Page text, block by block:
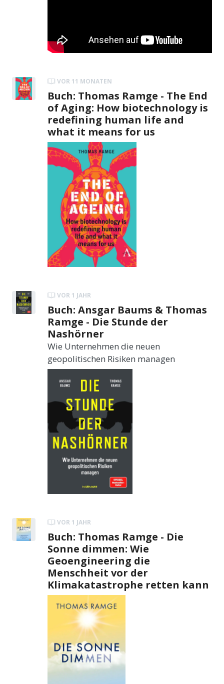
VOR 11 MONATEN
Buch: Thomas Ramge - The End
of Aging: How biotechnology is
redefining human life and
what it means for us
VOR 1 JAHR
Buch: Ansgar Baums & Thomas
Ramge - Die Stunde der
Nashörner
Wie Unternehmen die neuen
geopolitischen Risiken managen
VOR 1 JAHR
Buch: Thomas Ramge - Die
Sonne dimmen: Wie
Geoengineering die
Menschheit vor der
Klimakatastrophe retten kann